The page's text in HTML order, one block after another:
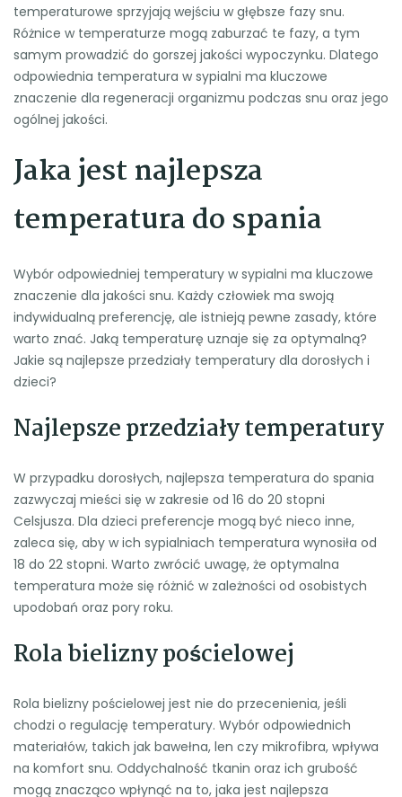
temperaturowe sprzyjają wejściu w głębsze fazy snu.
Różnice w temperaturze mogą zaburzać te fazy, a tym
samym prowadzić do gorszej jakości wypoczynku. Dlatego
odpowiednia temperatura w sypialni ma kluczowe
znaczenie dla regeneracji organizmu podczas snu oraz jego
ogólnej jakości.
Jaka jest najlepsza
temperatura do spania
Wybór odpowiedniej temperatury w sypialni ma kluczowe
znaczenie dla jakości snu. Każdy człowiek ma swoją
indywidualną preferencję, ale istnieją pewne zasady, które
warto znać. Jaką temperaturę uznaje się za optymalną?
Jakie są najlepsze przedziały temperatury dla dorosłych i
dzieci?
Najlepsze przedziały temperatury
W przypadku dorosłych, najlepsza temperatura do spania
zazwyczaj mieści się w zakresie od 16 do 20 stopni
Celsjusza. Dla dzieci preferencje mogą być nieco inne,
zaleca się, aby w ich sypialniach temperatura wynosiła od
18 do 22 stopni. Warto zwrócić uwagę, że optymalna
temperatura może się różnić w zależności od osobistych
upodobań oraz pory roku.
Rola bielizny pościelowej
Rola bielizny pościelowej jest nie do przecenienia, jeśli
chodzi o regulację temperatury. Wybór odpowiednich
materiałów, takich jak bawełna, len czy mikrofibra, wpływa
na komfort snu. Oddychalność tkanin oraz ich grubość
mogą znacząco wpłynąć na to, jaka jest najlepsza